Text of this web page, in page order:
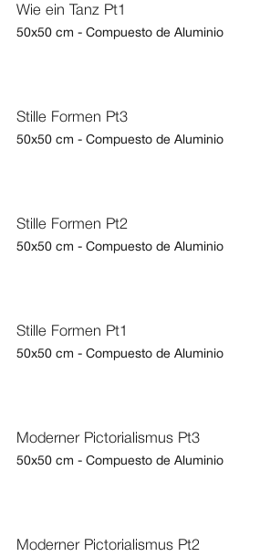
Wie ein Tanz Pt1
50x50 cm - Compuesto de Aluminio
Stille Formen Pt3
50x50 cm - Compuesto de Aluminio
Stille Formen Pt2
50x50 cm - Compuesto de Aluminio
Stille Formen Pt1
50x50 cm - Compuesto de Aluminio
Moderner Pictorialismus Pt3
50x50 cm - Compuesto de Aluminio
Moderner Pictorialismus Pt2